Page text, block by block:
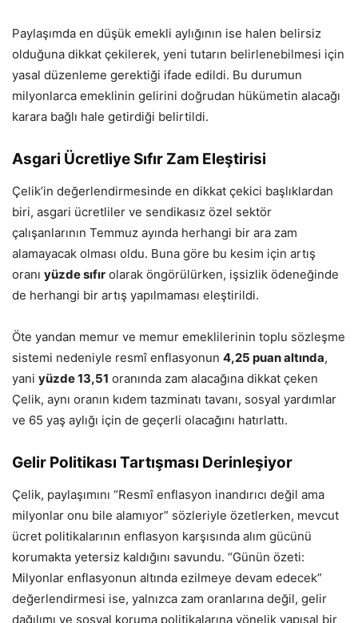
Paylaşımda en düşük emekli aylığının ise halen belirsiz
olduğuna dikkat çekilerek, yeni tutarın belirlenebilmesi için
yasal düzenleme gerektiği ifade edildi. Bu durumun
milyonlarca emeklinin gelirini doğrudan hükümetin alacağı
karara bağlı hale getirdiği belirtildi.
Asgari Ücretliye Sıfır Zam Eleştirisi
Çelik’in değerlendirmesinde en dikkat çekici başlıklardan
biri, asgari ücretliler ve sendikasız özel sektör
çalışanlarının Temmuz ayında herhangi bir ara zam
alamayacak olması oldu. Buna göre bu kesim için artış
oranı yüzde sıfır olarak öngörülürken, işsizlik ödeneğinde
de herhangi bir artış yapılmaması eleştirildi.
Öte yandan memur ve memur emeklilerinin toplu sözleşme
sistemi nedeniyle resmî enflasyonun 4,25 puan altında,
yani yüzde 13,51 oranında zam alacağına dikkat çeken
Çelik, aynı oranın kıdem tazminatı tavanı, sosyal yardımlar
ve 65 yaş aylığı için de geçerli olacağını hatırlattı.
Gelir Politikası Tartışması Derinleşiyor
Çelik, paylaşımını “Resmî enflasyon inandırıcı değil ama
milyonlar onu bile alamıyor” sözleriyle özetlerken, mevcut
ücret politikalarının enflasyon karşısında alım gücünü
korumakta yetersiz kaldığını savundu. “Günün özeti:
Milyonlar enflasyonun altında ezilmeye devam edecek”
değerlendirmesi ise, yalnızca zam oranlarına değil, gelir
dağılımı ve sosyal koruma politikalarına yönelik yapısal bir